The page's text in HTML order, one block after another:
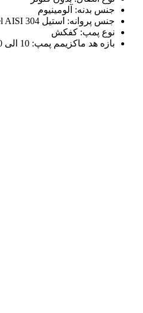
جنس بدنه: آلومینیوم
جنس پروانه: استیل 304 Stainless Steel AISI
نوع پمپ: کفکش
بازه هد ماکزیمم پمپ: 10 الی 20 متر